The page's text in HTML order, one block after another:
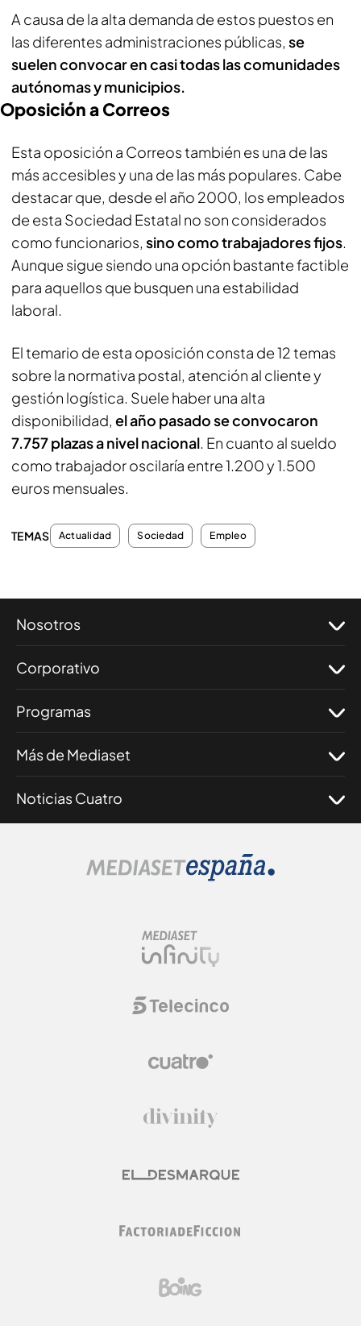
A causa de la alta demanda de estos puestos en
las diferentes administraciones públicas, se
suelen convocar en casi todas las comunidades
autónomas y municipios.
Oposición a Correos
Esta oposición a Correos también es una de las
más accesibles y una de las más populares. Cabe
destacar que, desde el año 2000, los empleados
de esta Sociedad Estatal no son considerados
como funcionarios, sino como trabajadores fijos.
Aunque sigue siendo una opción bastante factible
para aquellos que busquen una estabilidad
laboral.
El temario de esta oposición consta de 12 temas
sobre la normativa postal, atención al cliente y
gestión logística. Suele haber una alta
disponibilidad, el año pasado se convocaron
7.757 plazas a nivel nacional. En cuanto al sueldo
como trabajador oscilaría entre 1.200 y 1.500
euros mensuales.
TEMAS Actualidad Sociedad Empleo
Nosotros
Corporativo
Programas
Más de Mediaset
Noticias Cuatro